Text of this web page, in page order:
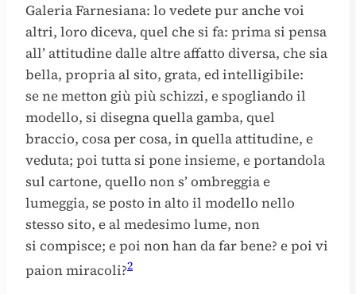
Galeria Farnesiana: lo vedete pur anche voi
altri, loro diceva, quel che si fa: prima si pensa
all’ attitudine dalle altre affatto diversa, che sia
bella, propria al sito, grata, ed intelligibile:
se ne metton giù più schizzi, e spogliando il
modello, si disegna quella gamba, quel
braccio, cosa per cosa, in quella attitudine, e
veduta; poi tutta si pone insieme, e portandola
sul cartone, quello non s’ ombreggia e
lumeggia, se posto in alto il modello nello
stesso sito, e al medesimo lume, non
si compisce; e poi non han da far bene? e poi vi
paion miracoli?2